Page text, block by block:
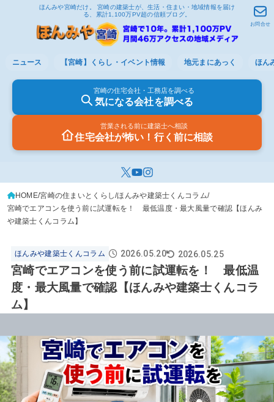
ほんみや宮崎だけ。 宮崎の建築士が、生活・住まい・地域情報を届け
る、累計1,100万PV超の信頼ブログ。
ニュース 【宮崎】くらし・イベント情報 地元まにあっく ほん
宮崎の住宅会社・工務店を調べる
気になる会社を調べる
営業される前に建築士へ相談
住宅会社が怖い！行く前に相談
お問合せ
HOME 宮崎の住まいとくらし ほんみや建築士くんコラム
宮崎でエアコンを使う前に試運転を！ 最低温度・最大風量で確認【ほんみ
や建築士くんコラム】
ほんみや建築士くんコラム 2026.05.20 2026.05.25
宮崎でエアコンを使う前に試運転を！ 最低温
度・最大風量で確認【ほんみや建築士くんコラ
ム】